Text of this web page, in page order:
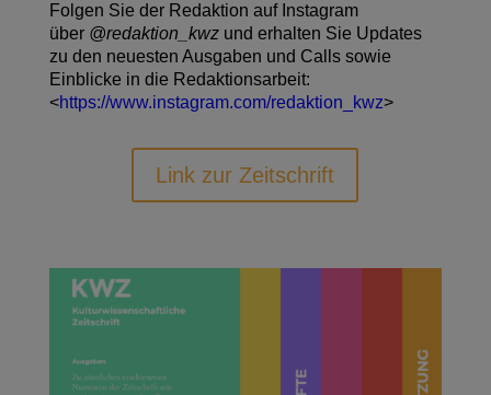
Folgen Sie der Redaktion auf Instagram
über @redaktion_kwz und erhalten Sie Updates
zu den neuesten Ausgaben und Calls sowie
Einblicke in die Redaktionsarbeit:
<https://www.instagram.com/redaktion_kwz>
Link zur Zeitschrift